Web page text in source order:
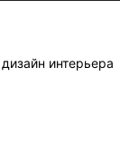
интерьера